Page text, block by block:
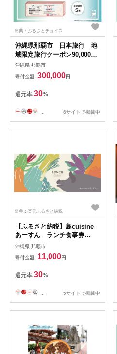
出典：ふるさとチョイス
沖縄県那覇市 日本旅行 地
域限定旅行クーポン90,000円
分
沖縄県 那覇市
寄付金額: 300,000円
還元率 30%
6サイトで掲載中
出典：楽天ふるさと納税
【ふるさと納税】島cuisine
あーすん ランチ食事券
【3,300円相当】
沖縄県 那覇市
寄付金額: 11,000円
還元率 30%
5サイトで掲載中